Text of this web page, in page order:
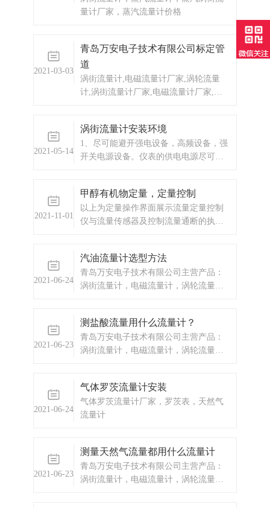
量计厂家，蒸汽流量计价格
2021-03-03
青岛万安电子技术有限公司标定管
道
涡街流量计,电磁流量计厂家,涡轮流量
计,涡街流量计厂家,电磁流量计厂家,液
茨表,分析仪器,液位计
2021-05-14
涡街流量计安装环境
1、尽可能避开强电设备，高频设备，强
开关电源设备。仪表的供电电源尽可能
隔热通风措施。3、避开高湿环境和强腐
蚀性气体环境。若必须安装，须有通风
设备。4、涡街流量计应尽量避免安装在
2021-11-01
甲醇有机物定量，定量控制
以上为定量操作界面展示流量定量控制
仪与流量传感器及控制流量通断的执行
统。本流量定量控制仪按输入信号分为
频率脉冲输入型和流量变送信号输入型
两种供用户选择订购。本流量定量控制
2021-06-24
汽油流量计选型方法
青岛万安电子技术有限公司主营产品：
涡街流量计，电磁流量计，涡轮流量
等，以及承接电气自动化项目。
2021-06-23
测盐酸流量用什么流量计？
青岛万安电子技术有限公司主营产品：
涡街流量计，电磁流量计，涡轮流量
等，以及承接电气自动化项目。
2021-06-24
气体罗茨流量计安装
气体罗茨流量计厂家，罗茨表，天然气
流量计
2021-06-23
测量天然气流量都用什么流量计
青岛万安电子技术有限公司主营产品：
涡街流量计，电磁流量计，涡轮流量